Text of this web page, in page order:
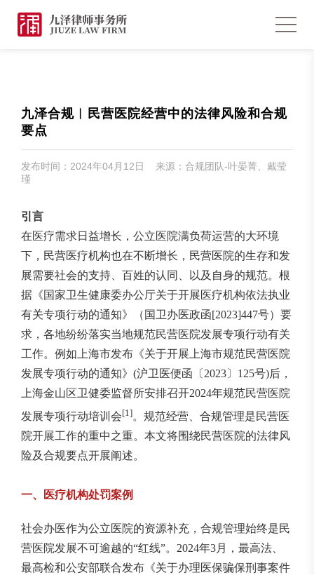
九泽合规︱民营医院经营中的法律风险和合规
要点
发布时间：2024年04月12日 来源：合规团队-叶晏菁、戴莹
瑾
引言
在医疗需求日益增长，公立医院满负荷运营的大环境
下，民营医疗机构也在不断增长，民营医院的生存和发
展需要社会的支持、百姓的认同、以及自身的规范。根
据《国家卫生健康委办公厅关于开展医疗机构依法执业
有关专项行动的通知》（国卫办医政函[2023]447号）要
求，各地纷纷落实当地规范民营医院发展专项行动有关
工作。例如上海市发布《关于开展上海市规范民营医院
发展专项行动的通知》(沪卫医便函〔2023〕125号)后，
上海金山区卫健委监督所安排召开2024年规范民营医院
发展专项行动培训会[1]。规范经营、合规管理是民营医
院开展工作的重中之重。本文将围绕民营医院的法律风
险及合规要点开展阐述。
一、医疗机构处罚案例
社会办医作为公立医院的资源补充，合规管理始终是民
营医院发展不可逾越的“红线”。2024年3月，最高法、
最高检和公安部联合发布《关于办理医保骗保刑事案件